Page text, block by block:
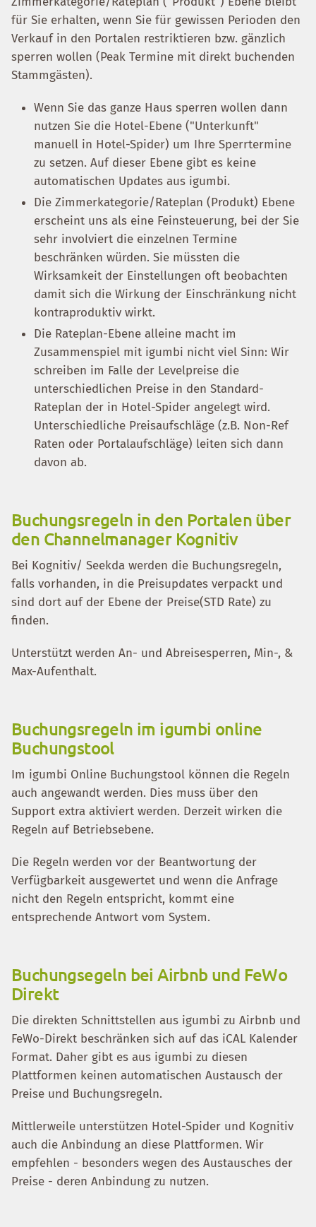
für Sie erhalten, wenn Sie für gewissen Perioden den
Verkauf in den Portalen restriktieren bzw. gänzlich
sperren wollen (Peak Termine mit direkt buchenden
Stammgästen).
Wenn Sie das ganze Haus sperren wollen dann
nutzen Sie die Hotel-Ebene ("Unterkunft"
manuell in Hotel-Spider) um Ihre Sperrtermine
zu setzen. Auf dieser Ebene gibt es keine
automatischen Updates aus igumbi.
Die Zimmerkategorie/Rateplan (Produkt) Ebene
erscheint uns als eine Feinsteuerung, bei der Sie
sehr involviert die einzelnen Termine
beschränken würden. Sie müssten die
Wirksamkeit der Einstellungen oft beobachten
damit sich die Wirkung der Einschränkung nicht
kontraproduktiv wirkt.
Die Rateplan-Ebene alleine macht im
Zusammenspiel mit igumbi nicht viel Sinn: Wir
schreiben im Falle der Levelpreise die
unterschiedlichen Preise in den Standard-
Rateplan der in Hotel-Spider angelegt wird.
Unterschiedliche Preisaufschläge (z.B. Non-Ref
Raten oder Portalaufschläge) leiten sich dann
davon ab.
Buchungsregeln in den Portalen über
den Channelmanager Kognitiv
Bei Kognitiv/ Seekda werden die Buchungsregeln,
falls vorhanden, in die Preisupdates verpackt und
sind dort auf der Ebene der Preise(STD Rate) zu
finden.
Unterstützt werden An- und Abreisesperren, Min-, &
Max-Aufenthalt.
Buchungsregeln im igumbi online
Buchungstool
Im igumbi Online Buchungstool können die Regeln
auch angewandt werden. Dies muss über den
Support extra aktiviert werden. Derzeit wirken die
Regeln auf Betriebsebene.
Die Regeln werden vor der Beantwortung der
Verfügbarkeit ausgewertet und wenn die Anfrage
nicht den Regeln entspricht, kommt eine
entsprechende Antwort vom System.
Buchungsegeln bei Airbnb und FeWo
Direkt
Die direkten Schnittstellen aus igumbi zu Airbnb und
FeWo-Direkt beschränken sich auf das iCAL Kalender
Format. Daher gibt es aus igumbi zu diesen
Plattformen keinen automatischen Austausch der
Preise und Buchungsregeln.
Mittlerweile unterstützen Hotel-Spider und Kognitiv
auch die Anbindung an diese Plattformen. Wir
empfehlen - besonders wegen des Austausches der
Preise - deren Anbindung zu nutzen.